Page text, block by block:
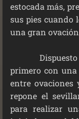
estocada más,
sus pies cuando
una gran
Dispuesto
primero con
entre ovaciones
repone el
para realizar